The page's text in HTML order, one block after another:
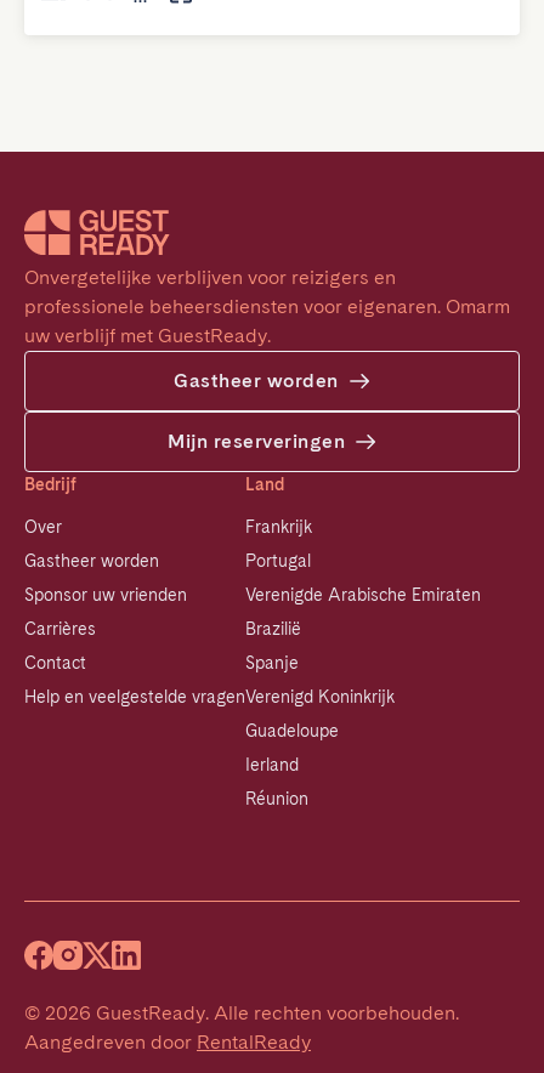
Onvergetelijke verblijven voor reizigers en
professionele beheersdiensten voor eigenaren. Omarm
uw verblijf met GuestReady.
Gastheer worden
Mijn reserveringen
Bedrijf
Over
Gastheer worden
Sponsor uw vrienden
Carrières
Contact
Help en veelgestelde vragen
Land
Frankrijk
Portugal
Verenigde Arabische Emiraten
Brazilië
Spanje
Verenigd Koninkrijk
Guadeloupe
Ierland
Réunion
© 2026 GuestReady. Alle rechten voorbehouden.
Aangedreven door RentalReady